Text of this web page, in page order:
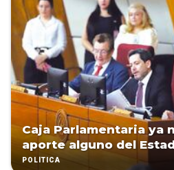
Caja Parlamentaria ya
aporte alguno del
POLÍTICA